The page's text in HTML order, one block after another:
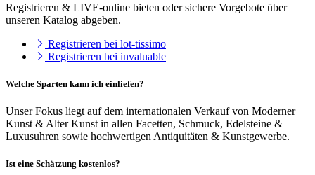
Registrieren & LIVE-online bieten oder sichere Vorgebote über
unseren Katalog abgeben.
Registrieren bei lot-tissimo
Registrieren bei invaluable
Welche Sparten kann ich einliefen?
Unser Fokus liegt auf dem internationalen Verkauf von Moderner
Kunst & Alter Kunst in allen Facetten, Schmuck, Edelsteine &
Luxusuhren sowie hochwertigen Antiquitäten & Kunstgewerbe.
Ist eine Schätzung kostenlos?